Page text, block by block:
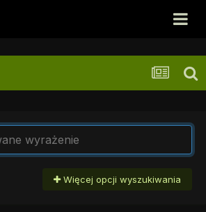
Więcej opcji wyszukiwania